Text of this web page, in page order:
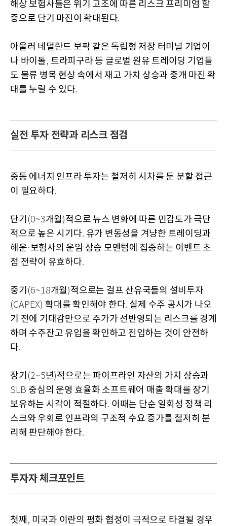
해상 보험사들은 위기 고조에 따른 리스크 프리미엄 할
증으로 단기 마진이 확대된다.
아울러 네덜란드 보팍 같은 독립형 저장 터미널 기업이
나 바이톨, 트라피구라 등 글로벌 원유 트레이딩 기업들
도 물류 병목 현상 속에서 재고 가치 상승과 중개 마진 확
대를 누릴 수 있다.
실전 투자 전략과 리스크 점검
중동 에너지 인프라 투자는 철저히 시차를 둔 분할 접근
이 필요하다.
단기 (0~3개월 )적으로 뉴스 변화에 따른 민감도가 극단
적으로 높은 시기다. 유가 변동성을 겨냥한 트레이딩과
해운·보험사의 운임 상승 모멘텀에 집중하는 이벤트 초
점 전략이 유효하다.
중기 (6~18개월 )적으로는 걸프 산유국들의 설비투자
(CAPEX) 확대를 확인해야 한다. 실제 수주 공시가 나오
기 전에 기대감만으로 주가가 선반영되는 리스크를 경계
하며 수주잔고 유입을 확인하고 진입하는 것이 안전하
다.
장기 (2~5년)적으로는 파이프라인 자산의 가치 상승과
SLB 중심의 운영 효율화 소프트웨어 매출 확대를 장기
보유하는 시각이 적절하다. 이때는 단순 일회성 정책 리
스크와 우회로 인프라의 구조적 수요 증가를 철저히 분
리해 판단해야 한다.
투자자 체크포인트
첫째 , 미국과 이란의 평화 협정이 극적으로 타결될 경우